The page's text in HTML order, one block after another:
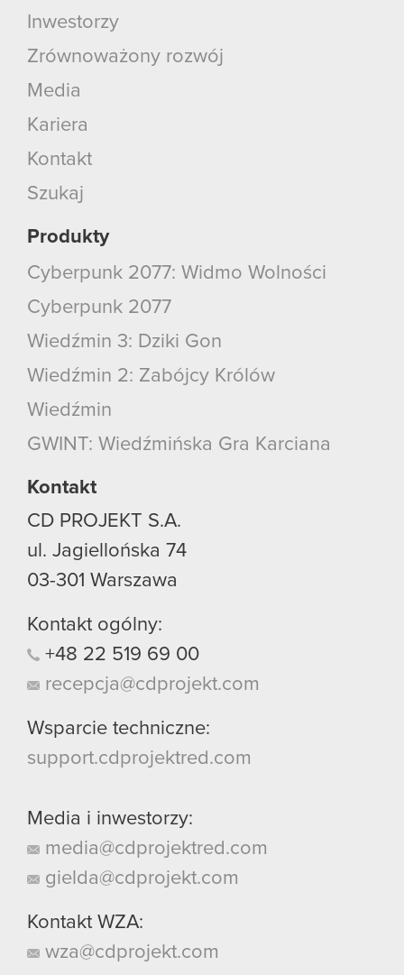
Inwestorzy
Zrównoważony rozwój
Media
Kariera
Kontakt
Szukaj
Produkty
Cyberpunk 2077: Widmo Wolności
Cyberpunk 2077
Wiedźmin 3: Dziki Gon
Wiedźmin 2: Zabójcy Królów
Wiedźmin
GWINT: Wiedźmińska Gra Karciana
Kontakt
CD PROJEKT S.A.
ul. Jagiellońska 74
03-301 Warszawa
Kontakt ogólny:
+48 22 519 69 00
recepcja@cdprojekt.com
Wsparcie techniczne:
support.cdprojektred.com
Media i inwestorzy:
media@cdprojektred.com
gielda@cdprojekt.com
Kontakt WZA:
wza@cdprojekt.com